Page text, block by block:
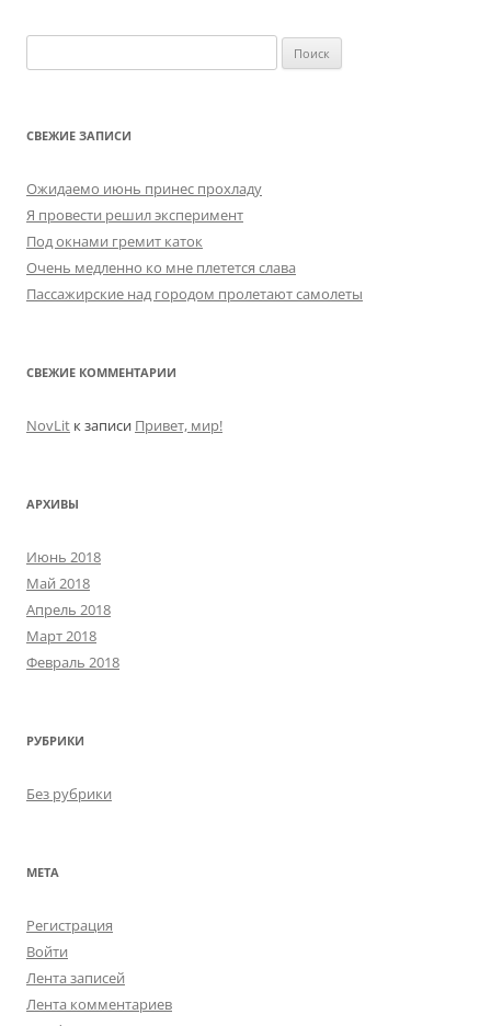
СВЕЖИЕ ЗАПИСИ
Ожидаемо июнь принес прохладу
Я провести решил эксперимент
Под окнами гремит каток
Очень медленно ко мне плетется слава
Пассажирские над городом пролетают самолеты
СВЕЖИЕ КОММЕНТАРИИ
NovLit к записи Привет, мир!
АРХИВЫ
Июнь 2018
Май 2018
Апрель 2018
Март 2018
Февраль 2018
РУБРИКИ
Без рубрики
МЕТА
Регистрация
Войти
Лента записей
Лента комментариев